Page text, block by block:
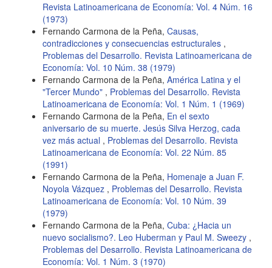
Revista Latinoamericana de Economía: Vol. 4 Núm. 16
(1973)
Fernando Carmona de la Peña, Causas,
contradicciones y consecuencias estructurales ,
Problemas del Desarrollo. Revista Latinoamericana de
Economía: Vol. 10 Núm. 38 (1979)
Fernando Carmona de la Peña, América Latina y el
"Tercer Mundo" , Problemas del Desarrollo. Revista
Latinoamericana de Economía: Vol. 1 Núm. 1 (1969)
Fernando Carmona de la Peña, En el sexto
aniversario de su muerte. Jesús Silva Herzog, cada
vez más actual , Problemas del Desarrollo. Revista
Latinoamericana de Economía: Vol. 22 Núm. 85
(1991)
Fernando Carmona de la Peña, Homenaje a Juan F.
Noyola Vázquez , Problemas del Desarrollo. Revista
Latinoamericana de Economía: Vol. 10 Núm. 39
(1979)
Fernando Carmona de la Peña, Cuba: ¿Hacia un
nuevo socialismo?. Leo Huberman y Paul M. Sweezy ,
Problemas del Desarrollo. Revista Latinoamericana de
Economía: Vol. 1 Núm. 3 (1970)